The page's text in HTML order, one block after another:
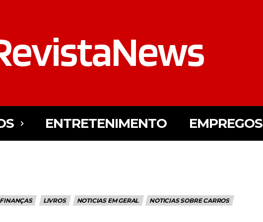
ENTRETENIMENTO EMPREGOS
FINANÇAS LIVROS NOTICIAS EM GERAL NOTICIAS SOBRE CARROS